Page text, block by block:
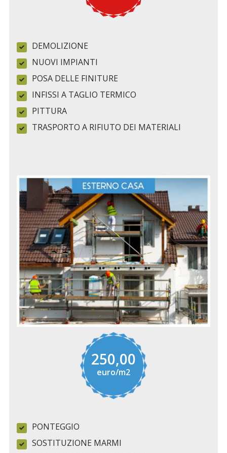
DEMOLIZIONE
NUOVI IMPIANTI
POSA DELLE FINITURE
INFISSI A TAGLIO TERMICO
PITTURA
TRASPORTO A RIFIUTO DEI MATERIALI
250,00
euro/m2
PONTEGGIO
SOSTITUZIONE MARMI